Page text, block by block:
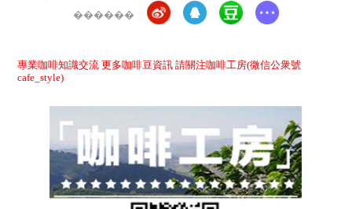
������
專業咖啡知識交流 更多咖啡豆資訊 請關注咖啡工房(微信公衆號
cafe_style)